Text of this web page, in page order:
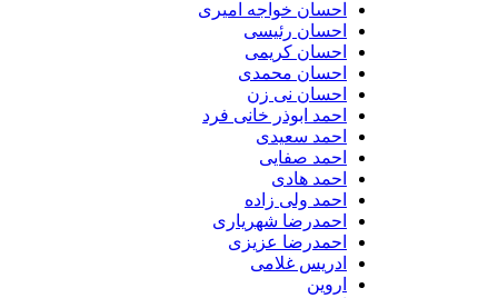
احسان خواجه امیری
احسان رئیسی
احسان کریمی
احسان محمدی
احسان نی زن
احمد ابوذر خانی فرد
احمد سعیدی
احمد صفایی
احمد هادی
احمد ولی زاده
احمدرضا شهریاری
احمدرضا عزیزی
ادریس غلامی
اروین